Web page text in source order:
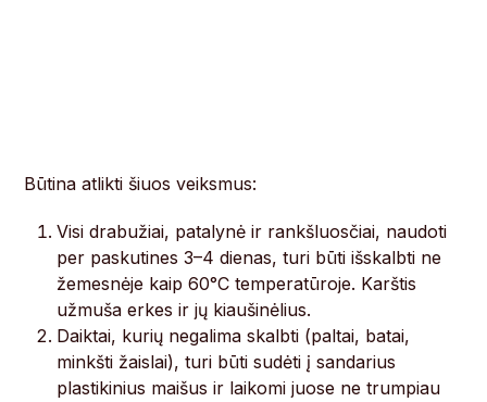
Būtina atlikti šiuos veiksmus:
Visi drabužiai, patalynė ir rankšluosčiai, naudoti
per paskutines 3–4 dienas, turi būti išskalbti ne
žemesnėje kaip 60°C temperatūroje. Karštis
užmuša erkes ir jų kiaušinėlius.
Daiktai, kurių negalima skalbti (paltai, batai,
minkšti žaislai), turi būti sudėti į sandarius
plastikinius maišus ir laikomi juose ne trumpiau